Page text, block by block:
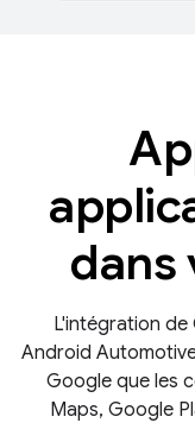
dans
L'intégration
Android
Google que les
Maps, Google